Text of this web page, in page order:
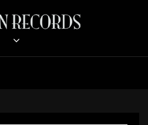
RECORDS /
STORE